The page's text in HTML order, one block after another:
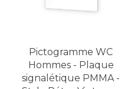
Pictogramme WC
Hommes - Plaque
signalétique PMMA -